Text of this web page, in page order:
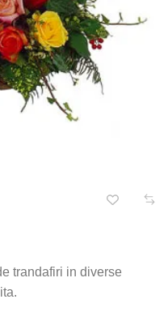
trandafiri in diverse